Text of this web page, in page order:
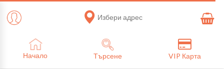
Избери адрес
Начало Търсене VIP Карта